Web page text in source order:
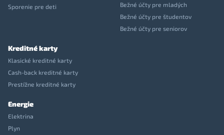
Sporenie pre deti
Bežné účty pre mladých
Bežné účty pre študentov
Bežné účty pre seniorov
Kreditné karty
Klasické kreditné karty
Cash-back kreditné karty
Prestížne kreditné karty
Energie
Elektrina
Plyn